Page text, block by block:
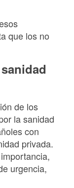
que los no
de los
la sanidad
con
privada.
urgencia,